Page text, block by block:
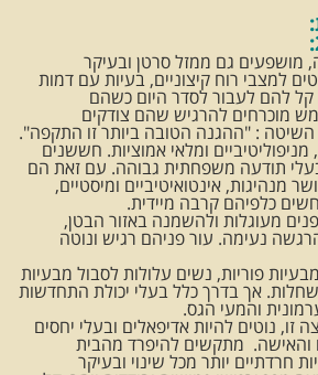
מושפעים גם ממזל סרטן ובעיקר
למצבי רוח קיצוניים, בעיות עם דמות
להם לעבור לסדר היום כשהם
מוכרחים להרגיש שהם צודקים
: "ההגנה הטובה ביותר זו התקפה".
ומלאי אמוציות. חששנים
תודעה משפחתית גבוהה. עם זאת הם
מנהיגות, אינטואיטיביים ומיסטיים,
כלפיהם קרבה מיידית.
מעוגלות ולהשמנה באזור הבטן,
נעימה. עור פניהם רגיש ונוטה
פוריות, נשים עלולות לסבול מבעיות
אך בדרך כלל בעלי יכולת התחדשות
והמעי הגס.
זו, נוטים להיות אדיפאלים ובעלי יחסים
והאישה. מתקשים להיפרד מהבית
חרדתיים יותר מכל שינוי ובעיקר